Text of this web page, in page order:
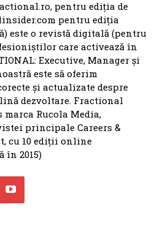
pentru ediția de
pentru ediția
este o revistă digitală (pentru
care activează în
Executive, Manager și
este să oferim
și actualizate despre
dezvoltare. Fractional
Rucola Media,
principale Careers &
cu 10 ediții online
în 2015)